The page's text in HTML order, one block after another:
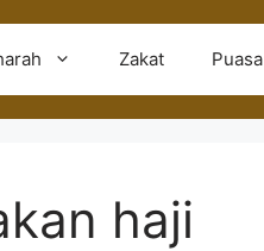
Zakat Puasa
haji